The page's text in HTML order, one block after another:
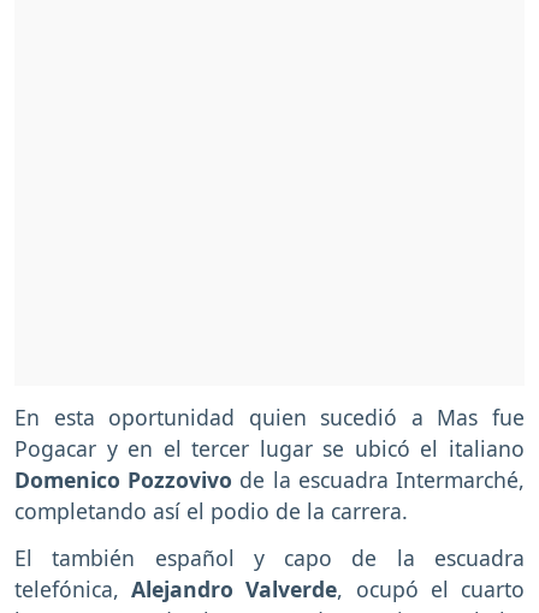
En esta oportunidad quien sucedió a Mas fue
Pogacar y en el tercer lugar se ubicó el italiano
Domenico Pozzovivo de la escuadra Intermarché,
completando así el podio de la carrera.
El también español y capo de la escuadra
telefónica,Alejandro Valverde, ocupó el cuarto